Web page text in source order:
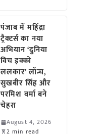
पंजाब में महिंद्रा
ट्रैक्टर्स का नया
अभियान ‘दुनिया
विच इक्को
ललकार’ लॉन्च,
सुखबीर सिंह और
परमिश वर्मा बने
चेहरा
August 4, 2026
2 min read